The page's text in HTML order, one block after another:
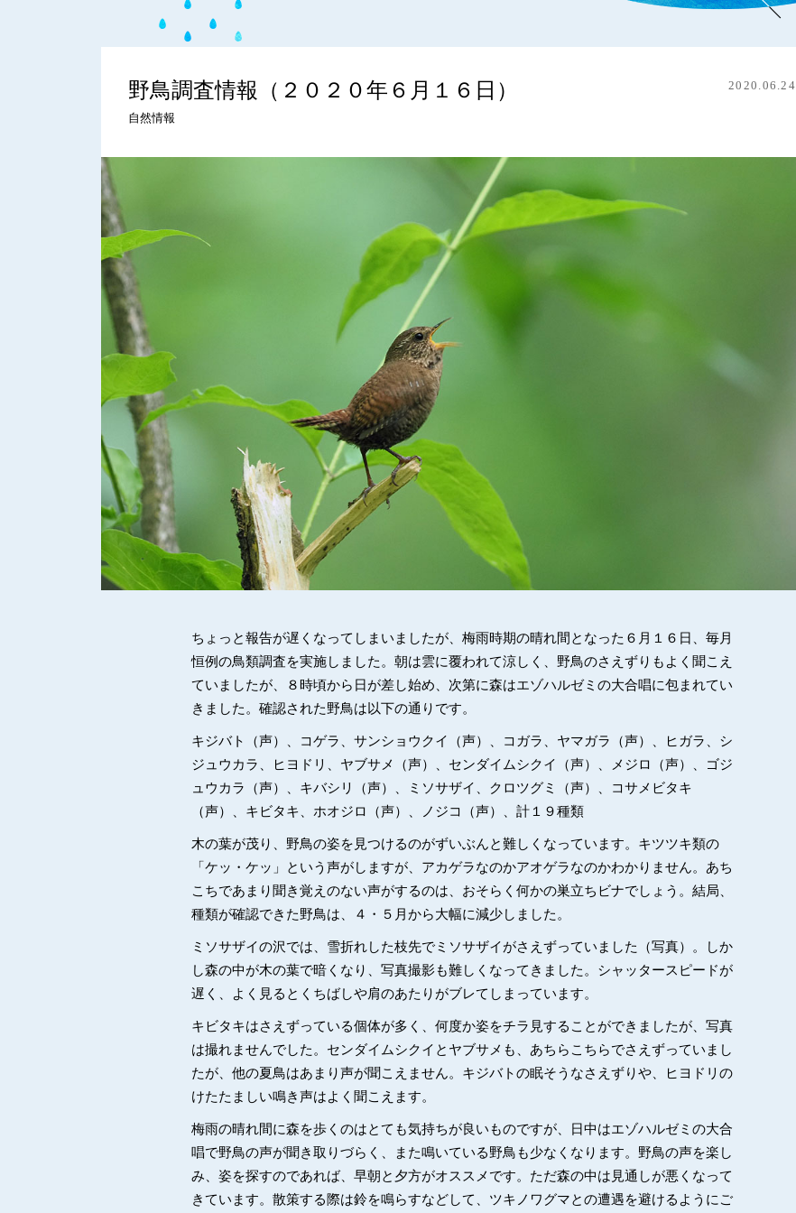
野鳥調査情報（２０２０年６月１６日）
自然情報
2020.06.24
ちょっと報告が遅くなってしまいましたが、梅雨時期の晴れ間となった６月１６日、毎月
恒例の鳥類調査を実施しました。朝は雲に覆われて涼しく、野鳥のさえずりもよく聞こえ
ていましたが、８時頃から日が差し始め、次第に森はエゾハルゼミの大合唱に包まれてい
きました。確認された野鳥は以下の通りです。
キジバト（声）、コゲラ、サンショウクイ（声）、コガラ、ヤマガラ（声）、ヒガラ、シ
ジュウカラ、ヒヨドリ、ヤブサメ（声）、センダイムシクイ（声）、メジロ（声）、ゴジ
ュウカラ（声）、キバシリ（声）、ミソサザイ、クロツグミ（声）、コサメビタキ
（声）、キビタキ、ホオジロ（声）、ノジコ（声）、計１９種類
木の葉が茂り、野鳥の姿を見つけるのがずいぶんと難しくなっています。キツツキ類の
「ケッ・ケッ」という声がしますが、アカゲラなのかアオゲラなのかわかりません。あち
こちであまり聞き覚えのない声がするのは、おそらく何かの巣立ちビナでしょう。結局、
種類が確認できた野鳥は、４・５月から大幅に減少しました。
ミソサザイの沢では、雪折れした枝先でミソサザイがさえずっていました（写真）。しか
し森の中が木の葉で暗くなり、写真撮影も難しくなってきました。シャッタースピードが
遅く、よく見るとくちばしや肩のあたりがブレてしまっています。
キビタキはさえずっている個体が多く、何度か姿をチラ見することができましたが、写真
は撮れませんでした。センダイムシクイとヤブサメも、あちらこちらでさえずっていまし
たが、他の夏鳥はあまり声が聞こえません。キジバトの眠そうなさえずりや、ヒヨドリの
けたたましい鳴き声はよく聞こえます。
梅雨の晴れ間に森を歩くのはとても気持ちが良いものですが、日中はエゾハルゼミの大合
唱で野鳥の声が聞き取りづらく、また鳴いている野鳥も少なくなります。野鳥の声を楽し
み、姿を探すのであれば、早朝と夕方がオススメです。ただ森の中は見通しが悪くなって
きています。散策する際は鈴を鳴らすなどして、ツキノワグマとの遭遇を避けるようにご